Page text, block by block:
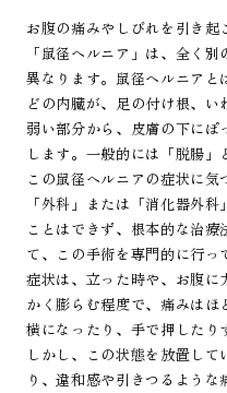
お腹の痛みやしびれを引き起
「鼠径ヘルニア」は、全く
異なります。鼠径ヘルニアと
どの内臓が、足の付け根、
弱い部分から、皮膚の下に
します。一般的には「脱腸」
この鼠径ヘルニアの症状に
「外科」または「消化器外
ことはできず、根本的な治
て、この手術を専門的に行
症状は、立った時や、お腹に
かく膨らむ程度で、痛みはほ
横になったり、手で押したり
しかし、この状態を放置し
り、違和感や引きつるよう